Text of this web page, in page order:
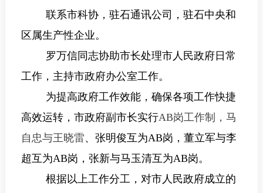
联系市科协，驻石通讯公司，驻石中央和
区属生产性企业。
罗万信同志协助市长处理市人民政府日常
工作， 主持市政府办公室工作。
为提高政府工作效能，确保各项工作快捷
高效运转，市政府副市长实行AB岗工作制，马
自忠与王晓雷、张明俊互为AB岗，董立军与李
超互为AB岗，张新与马玉清互为AB岗。
根据以上工作分工，对市人民政府成立的